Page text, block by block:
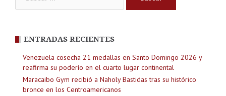
ENTRADAS RECIENTES
Venezuela cosecha 21 medallas en Santo Domingo 2026 y
reafirma su poderío en el cuarto lugar continental
Maracaibo Gym recibió a Naholy Bastidas tras su histórico
bronce en los Centroamericanos